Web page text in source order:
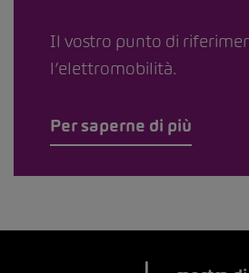
Il vostro punto di
l’elettromobilità.
Per saperne di più